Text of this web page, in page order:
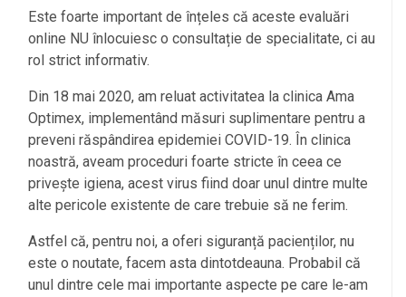
Este foarte important de înțeles că aceste evaluări
online NU înlocuiesc o consultație de specialitate, ci au
rol strict informativ.
Din 18 mai 2020, am reluat activitatea la clinica Ama
Optimex, implementând măsuri suplimentare pentru a
preveni răspândirea epidemiei COVID-19. În clinica
noastră, aveam proceduri foarte stricte în ceea ce
privește igiena, acest virus fiind doar unul dintre multe
alte pericole existente de care trebuie să ne ferim.
Astfel că, pentru noi, a oferi siguranță pacienților, nu
este o noutate, facem asta dintotdeauna. Probabil că
unul dintre cele mai importante aspecte pe care le-am